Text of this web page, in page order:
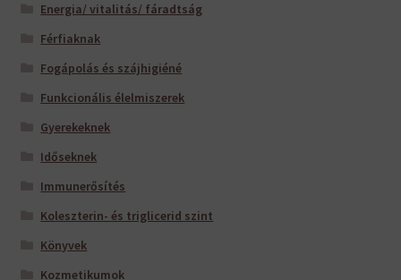
Energia/ vitalitás/ fáradtság
Férfiaknak
Fogápolás és szájhigiéné
Funkcionális élelmiszerek
Gyerekeknek
Időseknek
Immunerősítés
Koleszterin- és triglicerid szint
Könyvek
Kozmetikumok